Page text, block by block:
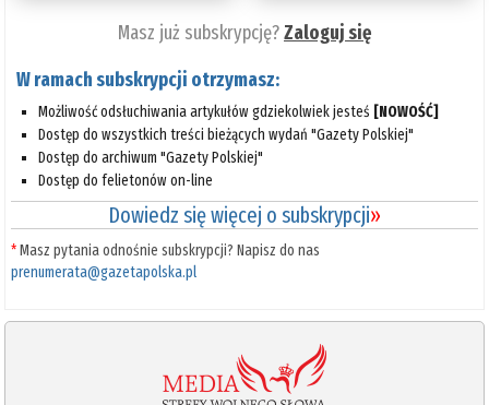
Masz już subskrypcję?Zaloguj się
W ramach subskrypcji otrzymasz:
Możliwość odsłuchiwania artykułów gdziekolwiek jesteś [NOWOŚĆ]
Dostęp do wszystkich treści bieżących wydań "Gazety Polskiej"
Dostęp do archiwum "Gazety Polskiej"
Dostęp do felietonów on-line
Dowiedz się więcej o subskrypcji»
*Masz pytania odnośnie subskrypcji? Napisz do nas
prenumerata@gazetapolska.pl